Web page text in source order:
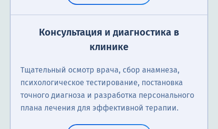
Консультация и диагностика в
клинике
Тщательный осмотр врача, сбор анамнеза,
психологическое тестирование, постановка
точного диагноза и разработка персонального
плана лечения для эффективной терапии.